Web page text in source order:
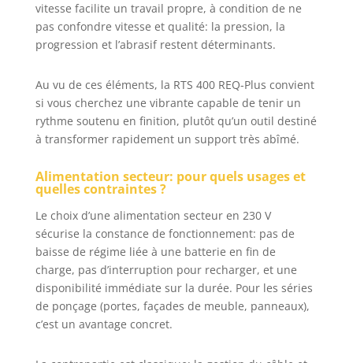
vitesse facilite un travail propre, à condition de ne
pas confondre vitesse et qualité: la pression, la
progression et l’abrasif restent déterminants.
Au vu de ces éléments, la RTS 400 REQ-Plus convient
si vous cherchez une vibrante capable de tenir un
rythme soutenu en finition, plutôt qu’un outil destiné
à transformer rapidement un support très abîmé.
Alimentation secteur: pour quels usages et
quelles contraintes ?
Le choix d’une alimentation secteur en 230 V
sécurise la constance de fonctionnement: pas de
baisse de régime liée à une batterie en fin de
charge, pas d’interruption pour recharger, et une
disponibilité immédiate sur la durée. Pour les séries
de ponçage (portes, façades de meuble, panneaux),
c’est un avantage concret.